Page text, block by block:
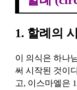
1. 할례의
이 의식은 하나
써 시작된 것이
고, 이스마엘은